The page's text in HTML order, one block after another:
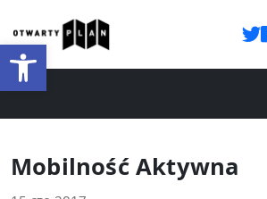
Otwórz pasek narzędzi
Mobilność Aktywna